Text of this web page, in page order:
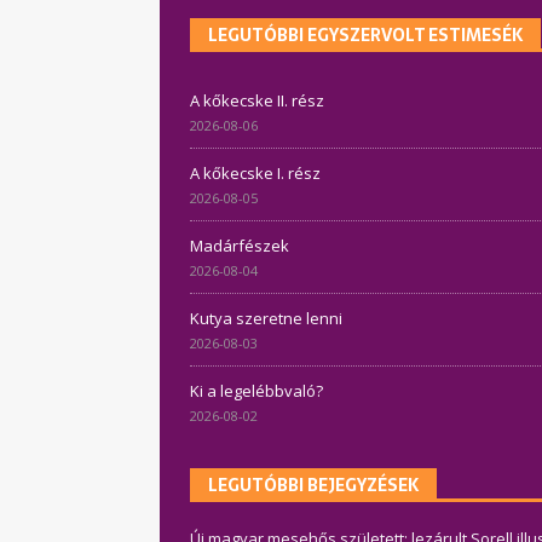
LEGUTÓBBI EGYSZERVOLT ESTIMESÉK
A kőkecske II. rész
2026-08-06
A kőkecske I. rész
2026-08-05
Madárfészek
2026-08-04
Kutya szeretne lenni
2026-08-03
Ki a legelébbvaló?
2026-08-02
LEGUTÓBBI BEJEGYZÉSEK